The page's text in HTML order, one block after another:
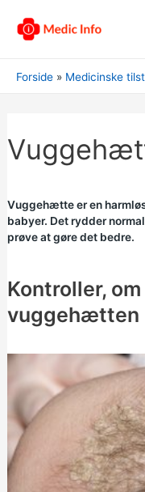
Forside Medicinske
Vuggehætte er en
babyer. Det rydder
prøve at gøre det bedre.
Kontroller,
vuggehætten